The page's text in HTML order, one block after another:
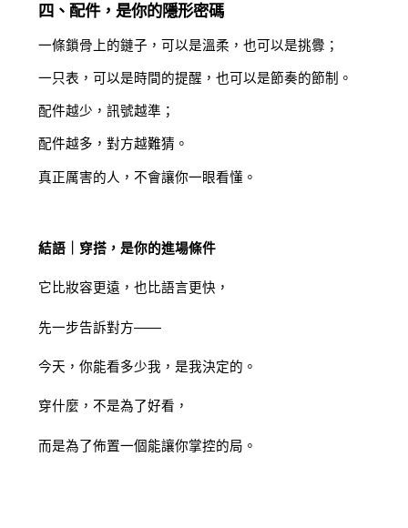
四、配件，是你的隱形密碼
一條鎖骨上的鏈子，可以是溫柔，也可以是挑釁；
一只表，可以是時間的提醒，也可以是節奏的節制。
配件越少，訊號越準；
配件越多，對方越難猜。
真正厲害的人，不會讓你一眼看懂。
結語｜穿搭，是你的進場條件
它比妝容更遠，也比語言更快，
先一步告訴對方——
今天，你能看多少我，是我決定的。
穿什麼，不是為了好看，
而是為了佈置一個能讓你掌控的局。